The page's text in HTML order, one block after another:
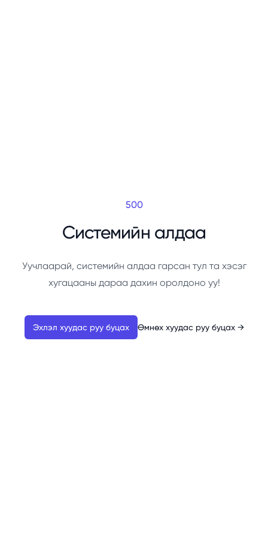
500
Системийн алдаа
Уучлаарай, системийн алдаа гарсан тул та хэсэг
хугацааны дараа дахин оролдоно уу!
Эхлэл хуудас руу буцах Өмнөх хуудас руу буцах →